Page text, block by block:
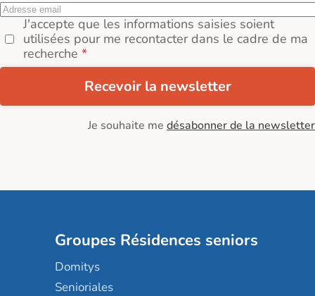
J'accepte que les informations saisies soient
utilisées pour me recontacter dans le cadre de ma
recherche
Recevoir la newsletter
Je souhaite me désabonner de la newsletter
Groupes Résidences seniors
Domitys
Senioriales